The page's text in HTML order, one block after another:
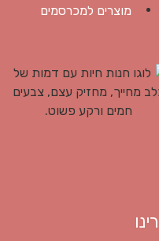
מוצרים למכרסמים